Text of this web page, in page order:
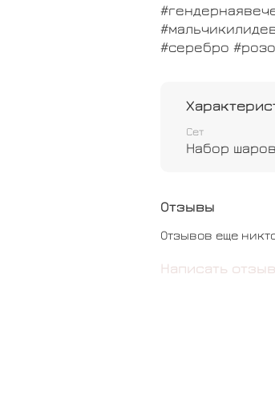
#серебро
Сет
Набор шаров
Отзывы
Отзывов еще
Написать отзыв